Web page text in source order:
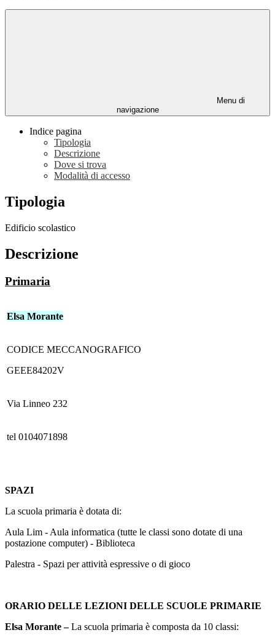
Menu di
navigazione
Indice pagina
Tipologia
Descrizione
Dove si trova
Modalità di accesso
Tipologia
Edificio scolastico
Descrizione
Primaria
Elsa Morante
CODICE MECCANOGRAFICO
GEEE84202V
Via Linneo 232
tel 0104071898
SPAZI
La scuola primaria è dotata di:
Aula Lim - Aula informatica (tutte le classi sono dotate di una
postazione computer) - Biblioteca
Palestra - Spazi per attività espressive o di gioco
ORARIO DELLE LEZIONI DELLE SCUOLE PRIMARIE
Elsa Morante –La scuola primaria è composta da 10 classi: